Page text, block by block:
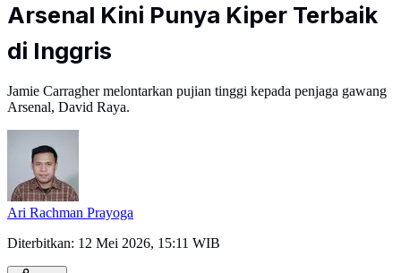
Arsenal Kini Punya Kiper Terbaik
di Inggris
Jamie Carragher melontarkan pujian tinggi kepada penjaga gawang
Arsenal, David Raya.
Ari Rachman Prayoga
Diterbitkan: 12 Mei 2026, 15:11 WIB